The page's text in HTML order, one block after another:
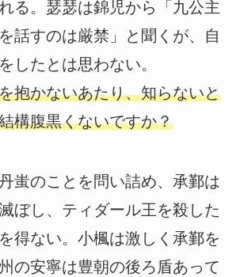
る。瑟瑟は錦児から「九公主
話すのは厳禁」と聞くが、自
したとは思わない。
抱かないあたり、知らないと
構腹黒くないですか？
蚩のことを問い詰め、承鄞は
ぼし、ティダール王を殺した
得ない。小楓は激しく承鄞を
の安寧は豊朝の後ろ盾あって